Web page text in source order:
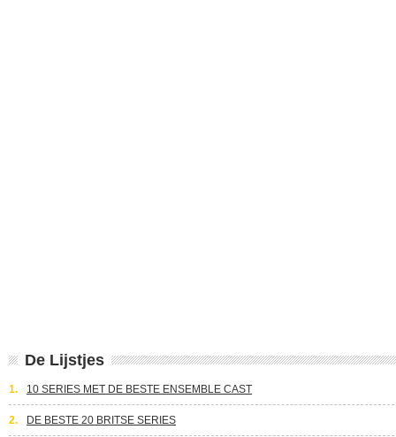
De Lijstjes
1. 10 SERIES MET DE BESTE ENSEMBLE CAST
2. DE BESTE 20 BRITSE SERIES